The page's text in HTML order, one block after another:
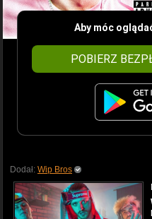
Aby móc
POBIERZ
Dodał: Wip Bros